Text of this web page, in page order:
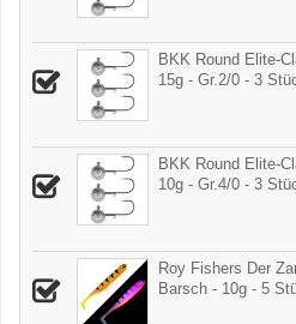
BKK Round Elite-
15g - Gr.2/0 - 3
BKK Round Elite-
10g - Gr.4/0 - 3
Roy Fishers Der
Barsch - 10g - 5